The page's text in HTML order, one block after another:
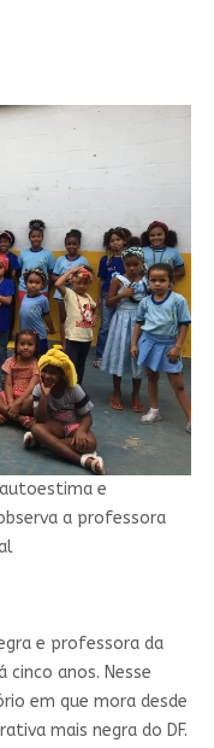
e
a professora
e professora da
cinco anos. Nesse
em que mora desde
mais negra do DF.